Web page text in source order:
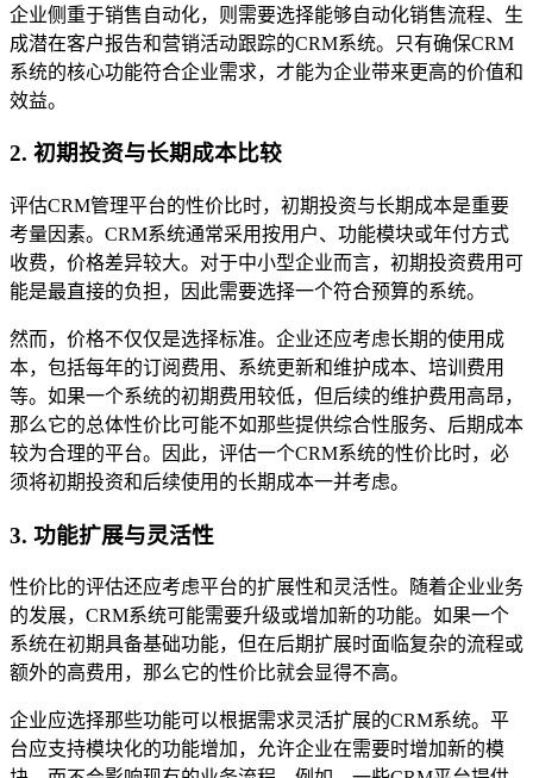
企业侧重于销售自动化，则需要选择能够自动化销售流程、生
成潜在客户报告和营销活动跟踪的CRM系统。只有确保CRM
系统的核心功能符合企业需求，才能为企业带来更高的价值和
效益。
2. 初期投资与长期成本比较
评估CRM管理平台的性价比时，初期投资与长期成本是重要
考量因素。CRM系统通常采用按用户、功能模块或年付方式
收费，价格差异较大。对于中小型企业而言，初期投资费用可
能是最直接的负担，因此需要选择一个符合预算的系统。
然而，价格不仅仅是选择标准。企业还应考虑长期的使用成
本，包括每年的订阅费用、系统更新和维护成本、培训费用
等。如果一个系统的初期费用较低，但后续的维护费用高昂，
那么它的总体性价比可能不如那些提供综合性服务、后期成本
较为合理的平台。因此，评估一个CRM系统的性价比时，必
须将初期投资和后续使用的长期成本一并考虑。
3. 功能扩展与灵活性
性价比的评估还应考虑平台的扩展性和灵活性。随着企业业务
的发展，CRM系统可能需要升级或增加新的功能。如果一个
系统在初期具备基础功能，但在后期扩展时面临复杂的流程或
额外的高费用，那么它的性价比就会显得不高。
企业应选择那些功能可以根据需求灵活扩展的CRM系统。平
台应支持模块化的功能增加，允许企业在需要时增加新的模